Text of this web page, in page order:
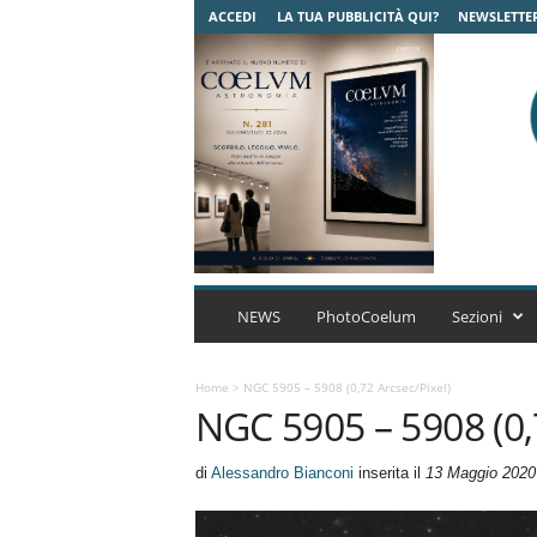
ACCEDI LA TUA PUBBLICITÀ QUI?
C
u
m
A
r
NEWS PhotoCoelum Sezioni
Home > NGC 5905 – 5908 (0,72 Arcsec/pixel)
NGC 5905 – 5908
di Alessandro Bianconi inserita il 13 Maggio 2020